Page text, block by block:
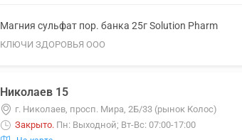
Магния сульфат пор. банка 25г Solution Pharm
КЛЮЧИ ЗДОРОВЬЯ ООО
Николаев 15
г. Николаев, просп. Мира, 2Б/33 (рынок Колос)
Закрыто. Пн: Выходной; Вт-Вс: 07:00-17:00